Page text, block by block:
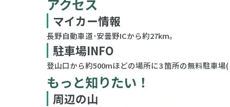
アクセス
マイカー情報
長野自動車道･安曇野ICから約27km。
駐車場INFO
登山口から約500mほどの場所に3 箇所の無料駐車場
もっと知りたい！
周辺の山